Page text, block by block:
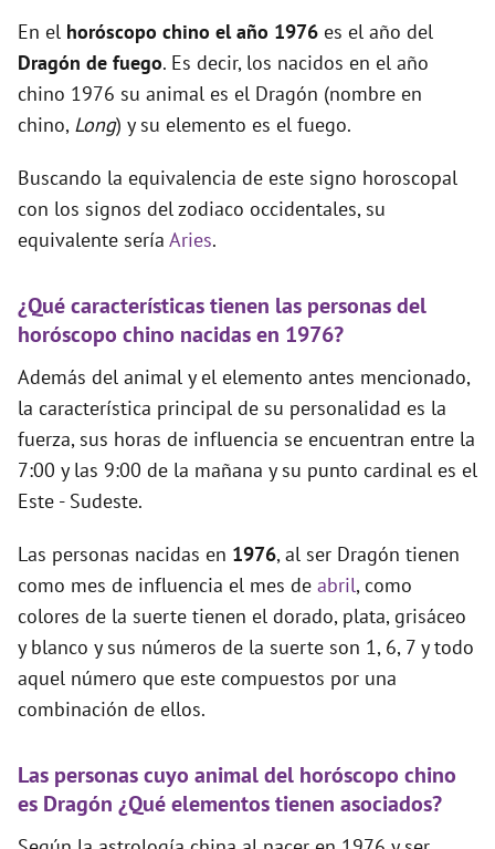
En el horóscopo chino el año 1976 es el año del
Dragón de fuego. Es decir, los nacidos en el año
chino 1976 su animal es el Dragón (nombre en
chino, Long) y su elemento es el fuego.
Buscando la equivalencia de este signo horoscopal
con los signos del zodiaco occidentales, su
equivalente sería Aries.
¿Qué características tienen las personas del
horóscopo chino nacidas en 1976?
Además del animal y el elemento antes mencionado,
la característica principal de su personalidad es la
fuerza, sus horas de influencia se encuentran entre la
7:00 y las 9:00 de la mañana y su punto cardinal es el
Este - Sudeste.
Las personas nacidas en 1976, al ser Dragón tienen
como mes de influencia el mes de abril, como
colores de la suerte tienen el dorado, plata, grisáceo
y blanco y sus números de la suerte son 1, 6, 7 y todo
aquel número que este compuestos por una
combinación de ellos.
Las personas cuyo animal del horóscopo chino
es Dragón ¿Qué elementos tienen asociados?